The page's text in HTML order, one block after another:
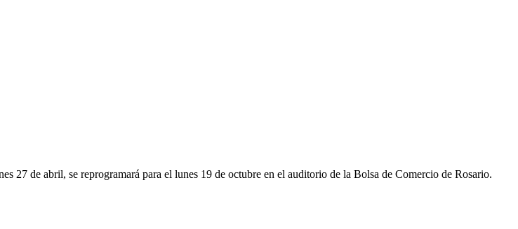
de abril, se reprogramará para el lunes 19 de octubre en el auditorio de la Bolsa de Comercio de Rosario.